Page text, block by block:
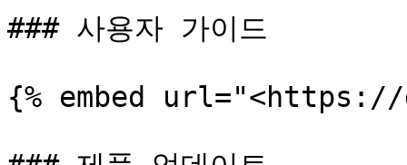
### 사용자 가이드
{% embed